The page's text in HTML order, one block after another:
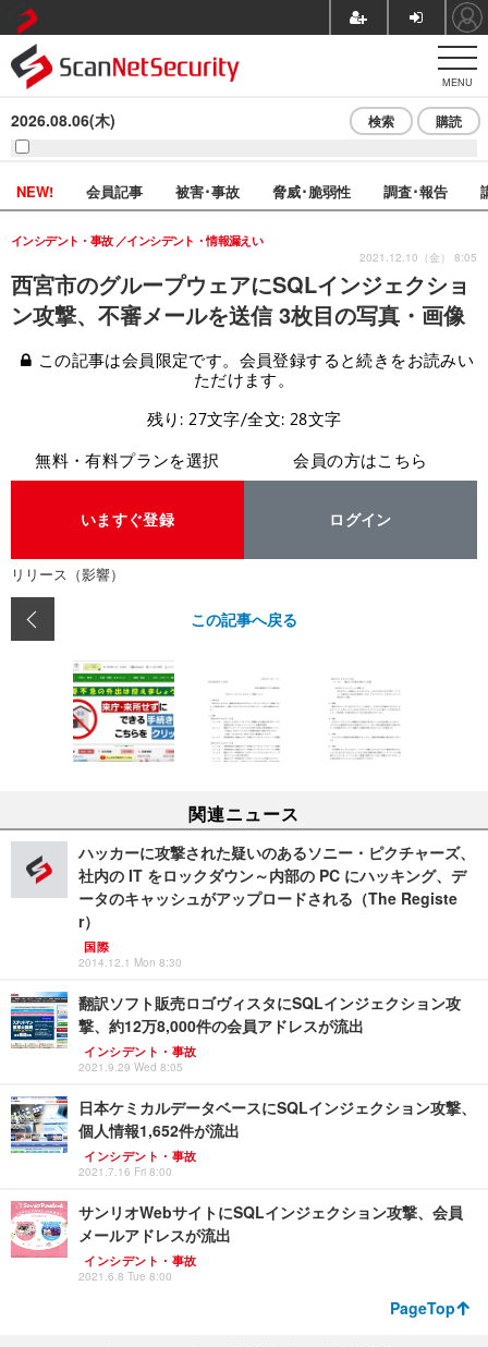
MENU
2026.08.06(木) 検索 購読
NEW! 会員記事 被害･事故 脅威･脆弱性 調査･報告
西宮市のグループウェアにSQLインジェクショ
ン攻撃、不審メールを送信 3枚目の写真・画像
インシデント・事故 インシデント・情報漏えい
2021.12.10（金） 8:05
この記事は会員限定です。会員登録すると続きをお読みい
ただけます。
残り: 27文字/全文: 28文字
無料・有料プランを選択
いますぐ登録
会員の方はこちら
ログイン
リリース（影響）
この記事へ戻る
関連ニュース
ハッカーに攻撃された疑いのあるソニー・ピクチャーズ、
社内の IT をロックダウン～内部の PC にハッキング、デ
ータのキャッシュがアップロードされる（The Registe
r）
国際
2014.12.1 Mon 8:30
翻訳ソフト販売ロゴヴィスタにSQLインジェクション攻
撃、約12万8,000件の会員アドレスが流出
インシデント・事故
2021.9.29 Wed 8:05
日本ケミカルデータベースにSQLインジェクション攻撃、
個人情報1,652件が流出
インシデント・事故
2021.7.16 Fri 8:00
サンリオWebサイトにSQLインジェクション攻撃、会員
メールアドレスが流出
インシデント・事故
2021.6.8 Tue 8:00
PageTop